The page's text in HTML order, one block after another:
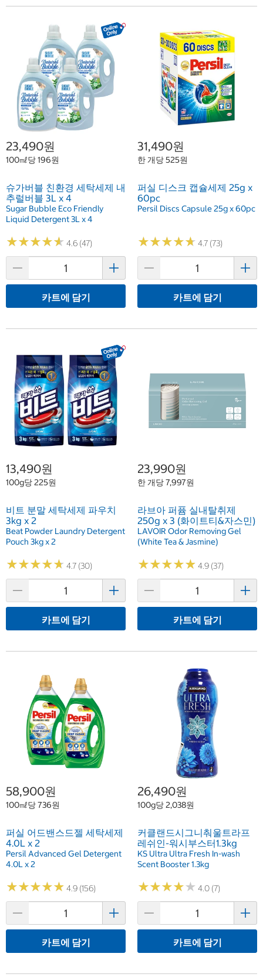
23,490원
100㎖당 196원
슈가버블 친환경 세탁세제 내
추럴버블 3L x 4
Sugar Bubble Eco Friendly
Liquid Detergent 3L x 4
★★★★★
★★★★★ 4.6 (47)
카트에 담기
31,490원
한 개당 525원
퍼실 디스크 캡슐세제 25g x
60pc
Persil Discs Capsule 25g x 60pc
★★★★★
★★★★★ 4.7 (73)
카트에 담기
13,490원
100g당 225원
비트 분말 세탁세제 파우치
3kg x 2
Beat Powder Laundry Detergent
Pouch 3kg x 2
★★★★★
★★★★★ 4.7 (30)
카트에 담기
23,990원
한 개당 7,997원
라브아 퍼퓸 실내탈취제
250g x 3 (화이트티&자스민)
LAVOIR Odor Removing Gel
(White Tea & Jasmine)
★★★★★
★★★★★ 4.9 (37)
카트에 담기
58,900원
100㎖당 736원
퍼실 어드밴스드젤 세탁세제
4.0L x 2
Persil Advanced Gel Detergent
4.0L x 2
★★★★★
★★★★★ 4.9 (156)
카트에 담기
26,490원
100g당 2,038원
커클랜드시그니춰울트라프
레쉬인-워시부스터1.3kg
KS Ultra Ultra Fresh In-wash
Scent Booster 1.3kg
★★★★★
★★★★★ 4.0 (7)
카트에 담기